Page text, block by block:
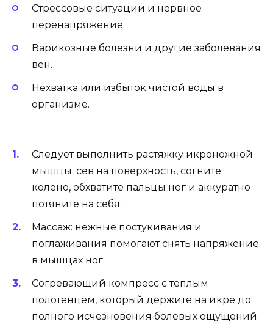
Стрессовые ситуации и нервное
перенапряжение.
Варикозные болезни и другие заболевания
вен.
Нехватка или избыток чистой воды в
организме.
Следует выполнить растяжку икроножной
мышцы: сев на поверхность, согните
колено, обхватите пальцы ног и аккуратно
потяните на себя.
Массаж: нежные постукивания и
поглаживания помогают снять напряжение
в мышцах ног.
Согревающий компресс с теплым
полотенцем, который держите на икре до
полного исчезновения болевых ощущений.